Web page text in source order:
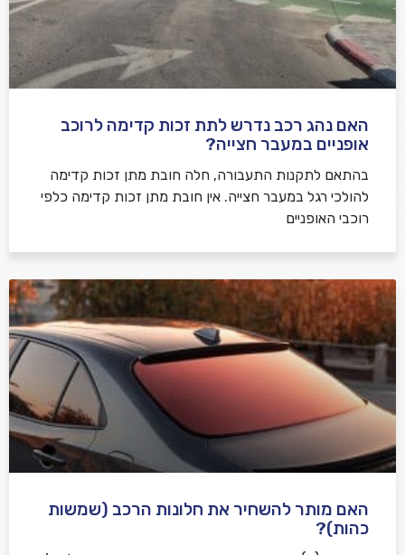
שלח משוב
האם נהג רכב נדרש לתת זכות קדימה לרוכב
אופניים במעבר חצייה?
בהתאם לתקנות התעבורה, חלה חובת מתן זכות קדימה
להולכי רגל במעבר חצייה. אין חובת מתן זכות קדימה כלפי
רוכבי האופניים
האם מותר להשחיר את חלונות הרכב (שמשות
כהות)?